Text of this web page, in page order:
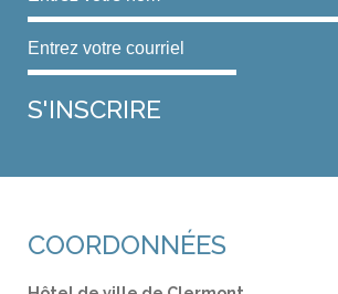
COORDONNÉES